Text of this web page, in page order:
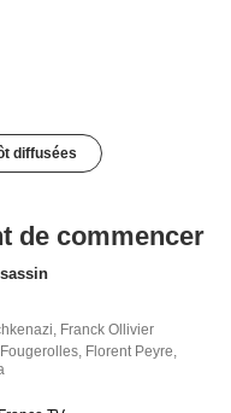
diffusées
de commencer
Franck Ollivier
Florent Peyre